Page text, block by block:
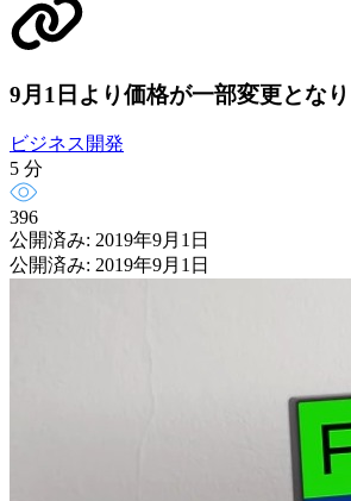
9月1日より価格が一部変更となり
ビジネス開発
5 分
396
公開済み: 2019年9月1日
公開済み: 2019年9月1日